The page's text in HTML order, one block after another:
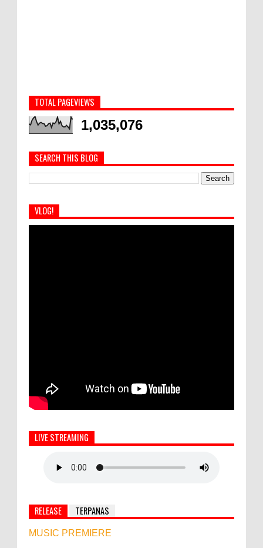
TOTAL PAGEVIEWS
1,035,076
SEARCH THIS BLOG
VLOG!
LIVE STREAMING
RELEASE TERPANAS
MUSIC PREMIERE